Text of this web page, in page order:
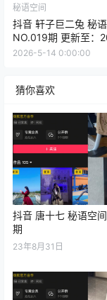
秘语空间
抖音 轩子巨二兔 秘
NO.019期 更新至：
2026-5-14 0:00:00
猜你喜欢
抖音 唐十七 秘语空
期
23年8月31日